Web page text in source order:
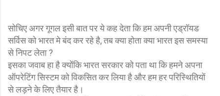
सोचिए अगर गूगल इसी बात पर ये कह देता कि हम अपनी एड्रॉयड
सर्विस को भारत मे बंद कर रहे है, तब क्या होता क्या भारत इस समस्या
से निपट लेता ?
इसका जवाब हा है क्योंकि भारत सरकार को पता था कि हमने अपना
ऑपरेटिंग सिस्टम को विकसित कर लिया है और हम हर परिस्थितियों
से लड़ने के लिए तैयार है।